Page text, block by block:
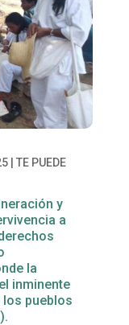
| TE PUEDE
y
a
la
inminente
pueblos